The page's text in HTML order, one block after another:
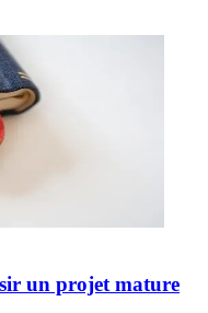
un projet mature